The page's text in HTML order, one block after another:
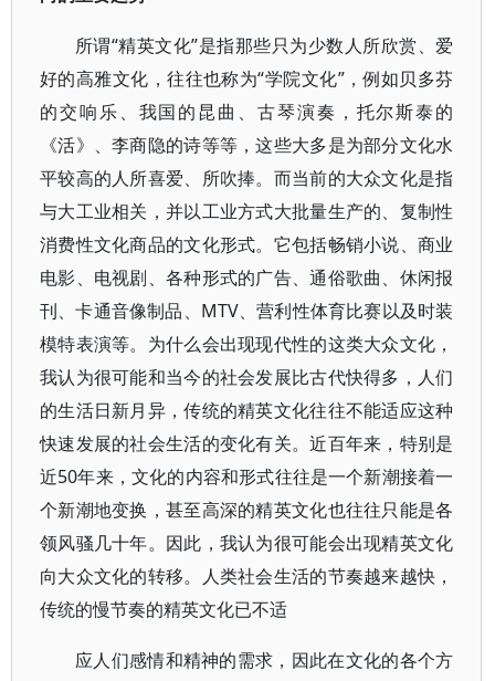
所谓“精英文化”是指那些只为少数人所欣赏、爱
好的高雅文化，往往也称为“学院文化”，例如贝多芬
的交响乐、我国的昆曲、古琴演奏，托尔斯泰的
《活》、李商隐的诗等等，这些大多是为部分文化水
平较高的人所喜爱、所吹捧。而当前的大众文化是指
与大工业相关，并以工业方式大批量生产的、复制性
消费性文化商品的文化形式。它包括畅销小说、商业
电影、电视剧、各种形式的广告、通俗歌曲、休闲报
刊、卡通音像制品、MTV、营利性体育比赛以及时装
模特表演等。为什么会出现现代性的这类大众文化，
我认为很可能和当今的社会发展比古代快得多，人们
的生活日新月异，传统的精英文化往往不能适应这种
快速发展的社会生活的变化有关。近百年来，特别是
近50年来，文化的内容和形式往往是一个新潮接着一
个新潮地变换，甚至高深的精英文化也往往只能是各
领风骚几十年。因此，我认为很可能会出现精英文化
向大众文化的转移。人类社会生活的节奏越来越快，
传统的慢节奏的精英文化已不适
应人们感情和精神的需求，因此在文化的各个方